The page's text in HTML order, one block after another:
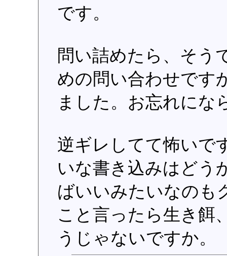
です。
問い詰めたら、そう
めの問い合わせです
ました。お忘れにな
逆ギレしてて怖いで
いな書き込みはどう
ばいいみたいなのも
こと言ったら生き餌
うじゃないですか。